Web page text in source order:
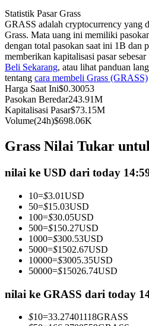
Copy Trading
Menjadi Pedagang Salinan
Nikmati pembagian
Statistik Pasar Grass
GRASS adalah cryptocurrency yang
Grass. Mata uang ini memiliki
dengan total pasokan saat ini 1B dan
memberikan kapitalisasi pasar
Beli Sekarang, atau lihat panduan
tentang cara membeli Grass (GRASS)
Harga Saat Ini$0.30053
Pasokan Beredar243.91M
Kapitalisasi Pasar$73.15M
Volume(24h)$698.06K
Grass Nilai Tukar
nilai ke USD dari today
10=$3.01USD
50=$15.03USD
100=$30.05USD
500=$150.27USD
1000=$300.53USD
5000=$1502.67USD
10000=$3005.35USD
50000=$15026.74USD
nilai ke GRASS dari today
$10=33.27401118GRASS